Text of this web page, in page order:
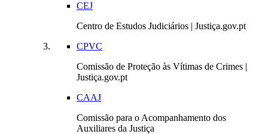
CEJ
Centro de Estudos Judiciários | Justiça.gov.pt
CPVC
Comissão de Proteção às Vítimas de Crimes |
Justiça.gov.pt
CAAJ
Comissão para o Acompanhamento dos
Auxiliares da Justiça